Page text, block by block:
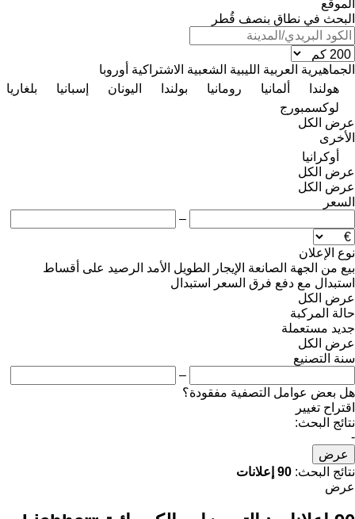
الموقع
البحث في نطاق بنصف قُطر
الجماهيرية العربية الليبية الشعبية الاشتراكية أوروبا
هولندا
ألمانيا رومانيا بولندا اليونان إسبانيا
بلغاريا
لوكسمبورج
عرض الكل
الأخرى
أوكرانيا
عرض الكل
عرض الكل
السعر
–
نوع الإعلان
بيع من الجهة الصانعة الإيجار الطويل الأمد الرصيد على أقساط
استبدال مع دفع فرق السعر
استبدال
عرض الكل
حالة المركبة
جديد مستعملة
عرض الكل
سنة التصنيع
–
هل بعض عوامل التصفية مفقودة؟
اقتراح تغيير
نتائج البحث:
-
عرض
نتائج البحث: 90 إعلانات
عرض